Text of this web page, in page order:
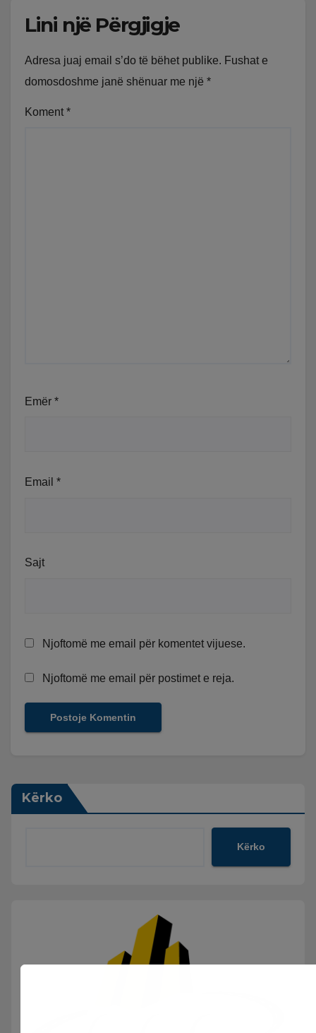
Lini një Përgjigje
Adresa juaj email s’do të bëhet publike. Fushat e
domosdoshme janë shënuar me një *
Koment *
Emër *
Email *
Sajt
Njoftomë me email për komentet vijuese.
Njoftomë me email për postimet e reja.
Kërko
Kërko